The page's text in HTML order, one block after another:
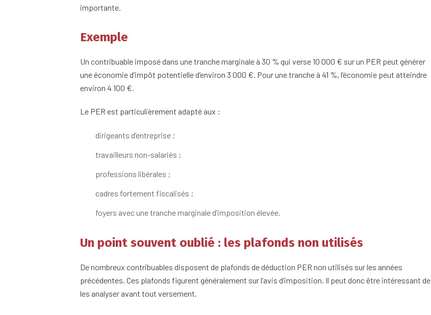
importante.
Exemple
Un contribuable imposé dans une tranche marginale à 30 % qui verse 10 000 € sur un PER peut générer
une économie d’impôt potentielle d’environ 3 000 €. Pour une tranche à 41 %, l’économie peut atteindre
environ 4 100 €.
Le PER est particulièrement adapté aux :
dirigeants d’entreprise ;
travailleurs non-salariés ;
professions libérales ;
cadres fortement fiscalisés ;
foyers avec une tranche marginale d’imposition élevée.
Un point souvent oublié : les plafonds non utilisés
De nombreux contribuables disposent de plafonds de déduction PER non utilisés sur les années
précédentes. Ces plafonds figurent généralement sur l’avis d’imposition. Il peut donc être intéressant de
les analyser avant tout versement.